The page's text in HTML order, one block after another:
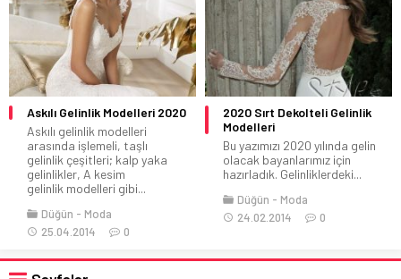
Askılı Gelinlik Modelleri 2020
Askılı gelinlik modelleri
arasında işlemeli, taşlı
gelinlik çeşitleri; kalp yaka
gelinlikler, A kesim
gelinlik modelleri gibi...
Düğün
Moda
25.04.2014
0
2020 Sırt Dekolteli Gelinlik
Modelleri
Bu yazımızı 2020 yılında gelin
olacak bayanlarımız için
hazırladık. Gelinliklerdeki...
Düğün
Moda
24.02.2014
0